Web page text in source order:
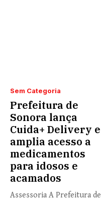
Sem Categoria
Prefeitura de
Sonora lança
Cuida+ Delivery e
amplia acesso a
medicamentos
para idosos e
acamados
Assessoria A Prefeitura de